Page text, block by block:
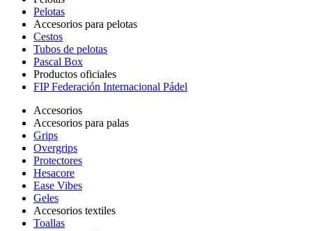
Pelotas
Accesorios para pelotas
Cestos
Tubos de pelotas
Pascal Box
Productos oficiales
FIP Federación Internacional Pádel
Accesorios
Accesorios para palas
Grips
Overgrips
Protectores
Hesacore
Ease Vibes
Geles
Accesorios textiles
Toallas